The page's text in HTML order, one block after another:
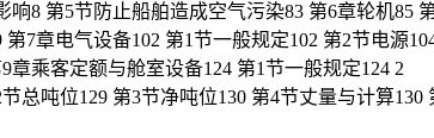
8 第5节防止船舶造成空气污染83 第6章轮机85
章电气设备102 第1节一般规定102 第2节电源
乘客定额与舱室设备124 第1节一般规定124 2
总吨位129 第3节净吨位130 第4节丈量与计算